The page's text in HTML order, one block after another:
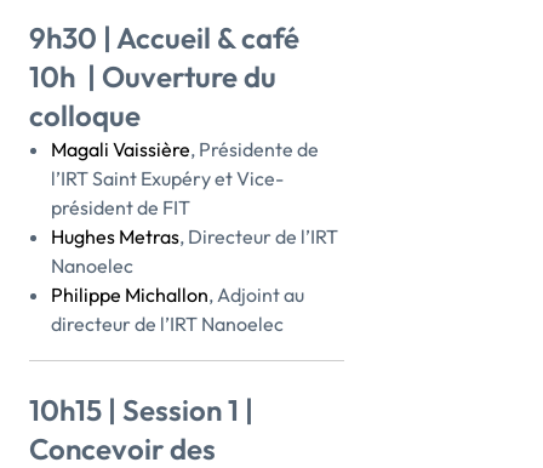
9h30 | Accueil & café
10h | Ouverture du
colloque
Magali Vaissière, Présidente de
l’IRT Saint Exupéry et Vice-
président de FIT
Hughes Metras, Directeur de l’IRT
Nanoelec
Philippe Michallon, Adjoint au
directeur de l’IRT Nanoelec
10h15 | Session 1 |
Concevoir des